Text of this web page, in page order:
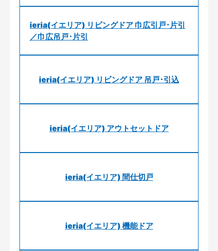
ieria(イエリア) リビングドア 巾広引戸･片引
／巾広吊戸･片引
ieria(イエリア) リビングドア 吊戸･引込
ieria(イエリア) アウトセットドア
ieria(イエリア) 間仕切戸
ieria(イエリア) 機能ドア